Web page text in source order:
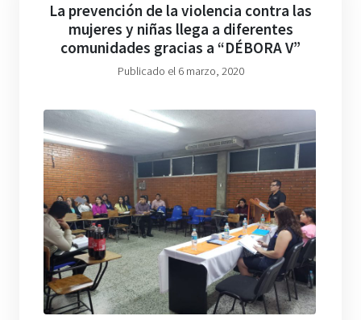
La prevención de la violencia contra las
mujeres y niñas llega a diferentes
comunidades gracias a “DÉBORA V”
Publicado el 6 marzo, 2020